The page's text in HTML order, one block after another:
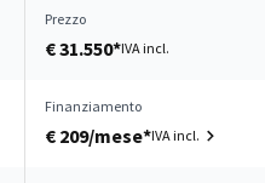
Prezzo
€ 31.550*IVA incl.
Finanziamento
€ 209/mese*IVA incl.